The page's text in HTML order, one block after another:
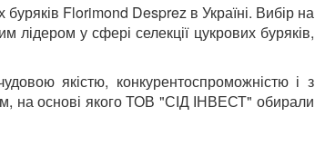
Florimond Desprez в Україні. Вибір на
лідером у сфері селекції цукрових буряків,
якістю, конкурентоспроможністю і з
на основі якого ТОВ "СІД ІНВЕСТ" обирали